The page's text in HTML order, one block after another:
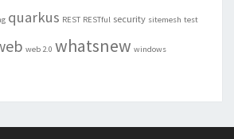
quarkus REST RESTful security sitemesh test
web 2.0 whatsnew windows